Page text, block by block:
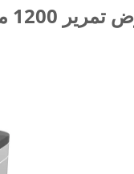
1200 مم